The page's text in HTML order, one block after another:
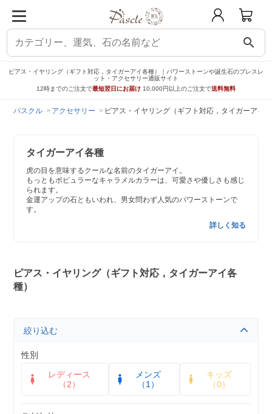
search
ピアス・イヤリング（ギフト対応，タイガーアイ各種）｜パワーストーンや誕生石のブレスレ
ット・アクセサリー通販サイト
12時までのご注文で最短翌日にお届け 10,000円以上のご注文で送料無料
パスクル アクセサリー ピアス・イヤリング（ギフト対応，タイガーアイ
タイガーアイ各種
虎の目を意味するクールな名前のタイガーアイ。
もっともポピュラーなキャラメルカラーは、可愛さや優しさも感じ
られます。
金運アップの石ともいわれ、男女問わず人気のパワーストーンで
す。
詳しく知る
ピアス・イヤリング（ギフト対応，タイガーアイ各
種）
絞り込む
性別
レディース
（2）
メンズ
（1）
キッズ
（0）